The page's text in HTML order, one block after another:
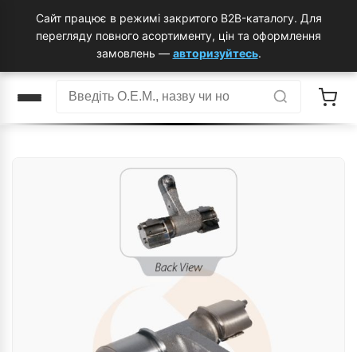
Сайт працює в режимі закритого B2B-каталогу. Для
перегляду повного асортименту, цін та оформлення
замовлень — авторизуйтесь.